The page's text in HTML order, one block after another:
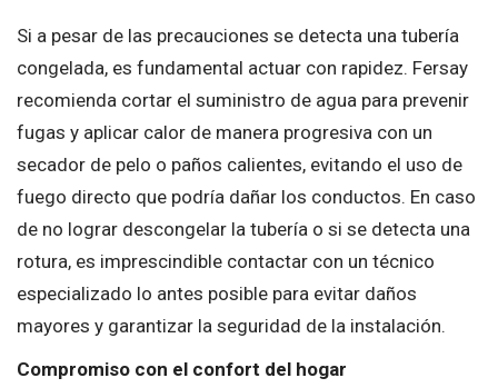
Si a pesar de las precauciones se detecta una tubería
congelada, es fundamental actuar con rapidez. Fersay
recomienda cortar el suministro de agua para prevenir
fugas y aplicar calor de manera progresiva con un
secador de pelo o paños calientes, evitando el uso de
fuego directo que podría dañar los conductos. En caso
de no lograr descongelar la tubería o si se detecta una
rotura, es imprescindible contactar con un técnico
especializado lo antes posible para evitar daños
mayores y garantizar la seguridad de la instalación.
Compromiso con el confort del hogar